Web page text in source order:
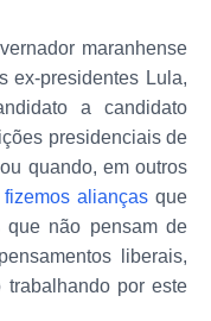
maranhense
ex-presidentes Lula,
a candidato
presidenciais de
quando, em outros
fizemos aliançasque
que não pensam de
liberais,
trabalhando por este